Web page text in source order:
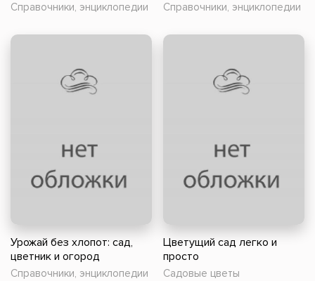
Справочники, энциклопедии Справочники, энциклопедии
Урожай без хлопот: сад,
цветник и огород
Справочники, энциклопедии
Цветущий сад легко и
просто
Садовые цветы